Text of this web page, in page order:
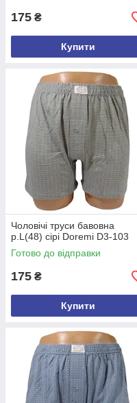
175 ₴
Купити
Чоловічі труси бавовна
р.L(48) сірі Doremi D3-103
Готово до відправки
175 ₴
Купити